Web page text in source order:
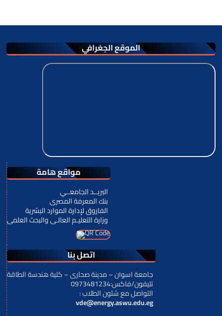
الموقع الجغرافي
مواقع هامة
البريــد الجامعــي
بنك المعرفة المصرى
الفاروق لإدارة الموارد البشرية
وزارة التعليـم العالـى والبحث العلمى
اتصل بنا
جامعة اسوان – مدينة صحارى – كلية هندسة الطاقة
تليفون/فاكس:0973481234
: التواصل مع شئون الطلاب
vde@energy.aswu.edu.eg